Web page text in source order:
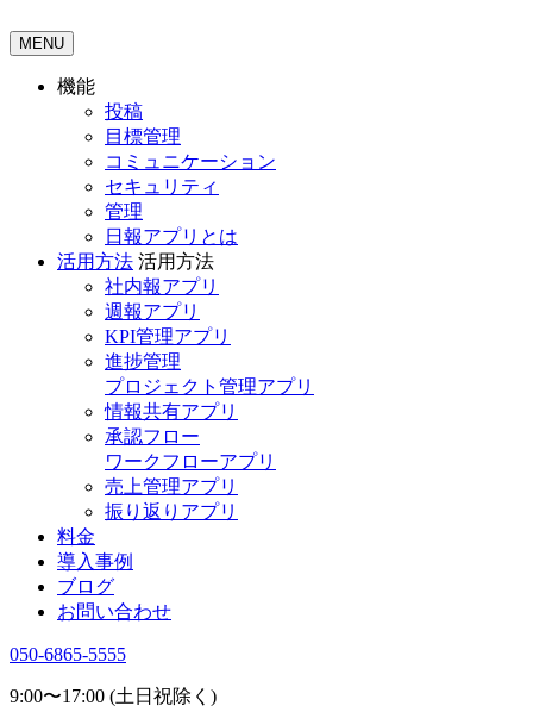
MENU
機能
投稿
目標管理
コミュニケーション
セキュリティ
管理
日報アプリとは
活用方法 活用方法
社内報アプリ
週報アプリ
KPI管理アプリ
進捗管理
プロジェクト管理アプリ
情報共有アプリ
承認フロー
ワークフローアプリ
売上管理アプリ
振り返りアプリ
料金
導入事例
ブログ
お問い合わせ
050-6865-5555
9:00〜17:00 (土日祝除く)